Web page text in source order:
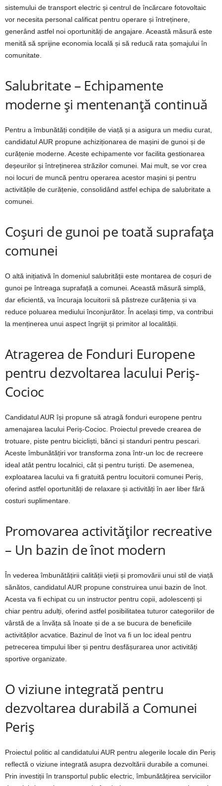
sistemului de transport electric și centrul de încărcare fotovoltaic
vor necesita personal calificat pentru operare și întreținere,
generând astfel noi oportunități de angajare. Această măsură este
menită să sprijine economia locală și să reducă rata șomajului în
comunitate.
Salubritate – Echipamente
moderne și mentenanță continuă
Pentru a îmbunătăți condițiile de viață și a asigura un mediu curat,
candidatul AUR propune achiziționarea de mașini de gunoi și de
curățenie moderne. Aceste echipamente vor facilita gestionarea
deșeurilor și întreținerea străzilor comunei. Mai mult, se vor crea
noi locuri de muncă pentru operarea acestor mașini și pentru
activitățile de curățenie, consolidând astfel echipa de salubritate a
comunei.
Coșuri de gunoi pe toată suprafața
comunei
O altă inițiativă în domeniul salubrității este montarea de coșuri de
gunoi pe întreaga suprafață a comunei. Această măsură simplă,
dar eficientă, va încuraja locuitorii să păstreze curățenia și va
reduce poluarea mediului înconjurător. În același timp, va contribui
la menținerea unui aspect îngrijit și primitor al localității.
Atragerea de Fonduri Europene
pentru dezvoltarea lacului Periș-
Cocioc
Candidatul AUR își propune să atragă fonduri europene pentru
amenajarea lacului Periș-Cocioc. Proiectul prevede crearea de
trotuare, piste pentru bicicliști, bănci și standuri pentru pescari.
Aceste îmbunătățiri vor transforma zona într-un loc de recreere
ideal atât pentru localnici, cât și pentru turiști. De asemenea,
exploatarea lacului va fi gratuită pentru locuitorii comunei Periș,
oferind astfel oportunități de relaxare și activități în aer liber fără
costuri suplimentare.
Promovarea activităților recreative
– Un bazin de înot modern
În vederea îmbunătățirii calității vieții și promovării unui stil de viață
sănătos, candidatul AUR propune construirea unui bazin de înot.
Acesta va fi echipat cu un instructor pentru copii, adolescenți și
chiar pentru adulți, oferind astfel posibilitatea tuturor categoriilor de
vârstă de a învăța să înoate și de a se bucura de beneficiile
activităților acvatice. Bazinul de înot va fi un loc ideal pentru
petrecerea timpului liber și pentru desfășurarea unor activități
sportive organizate.
O viziune integrată pentru
dezvoltarea durabilă a Comunei
Periș
Proiectul politic al candidatului AUR pentru alegerile locale din Periș
reflectă o viziune integrată asupra dezvoltării durabile a comunei.
Prin investiții în transportul public electric, îmbunătățirea serviciilor